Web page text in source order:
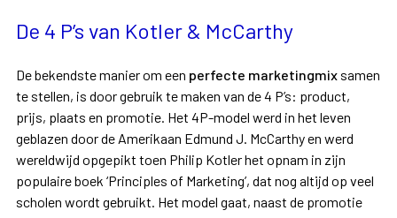
De 4 P’s van Kotler & McCarthy
De bekendste manier om een perfecte marketingmix samen
te stellen, is door gebruik te maken van de 4 P’s: product,
prijs, plaats en promotie. Het 4P-model werd in het leven
geblazen door de Amerikaan Edmund J. McCarthy en werd
wereldwijd opgepikt toen Philip Kotler het opnam in zijn
populaire boek ‘Principles of Marketing’, dat nog altijd op veel
scholen wordt gebruikt. Het model gaat, naast de promotie